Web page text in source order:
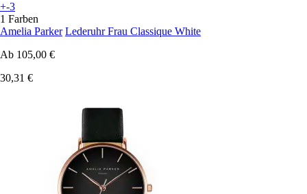
+-3
1 Farben
Amelia Parker Lederuhr Frau Classique White
Ab 105,00 €
30,31 €